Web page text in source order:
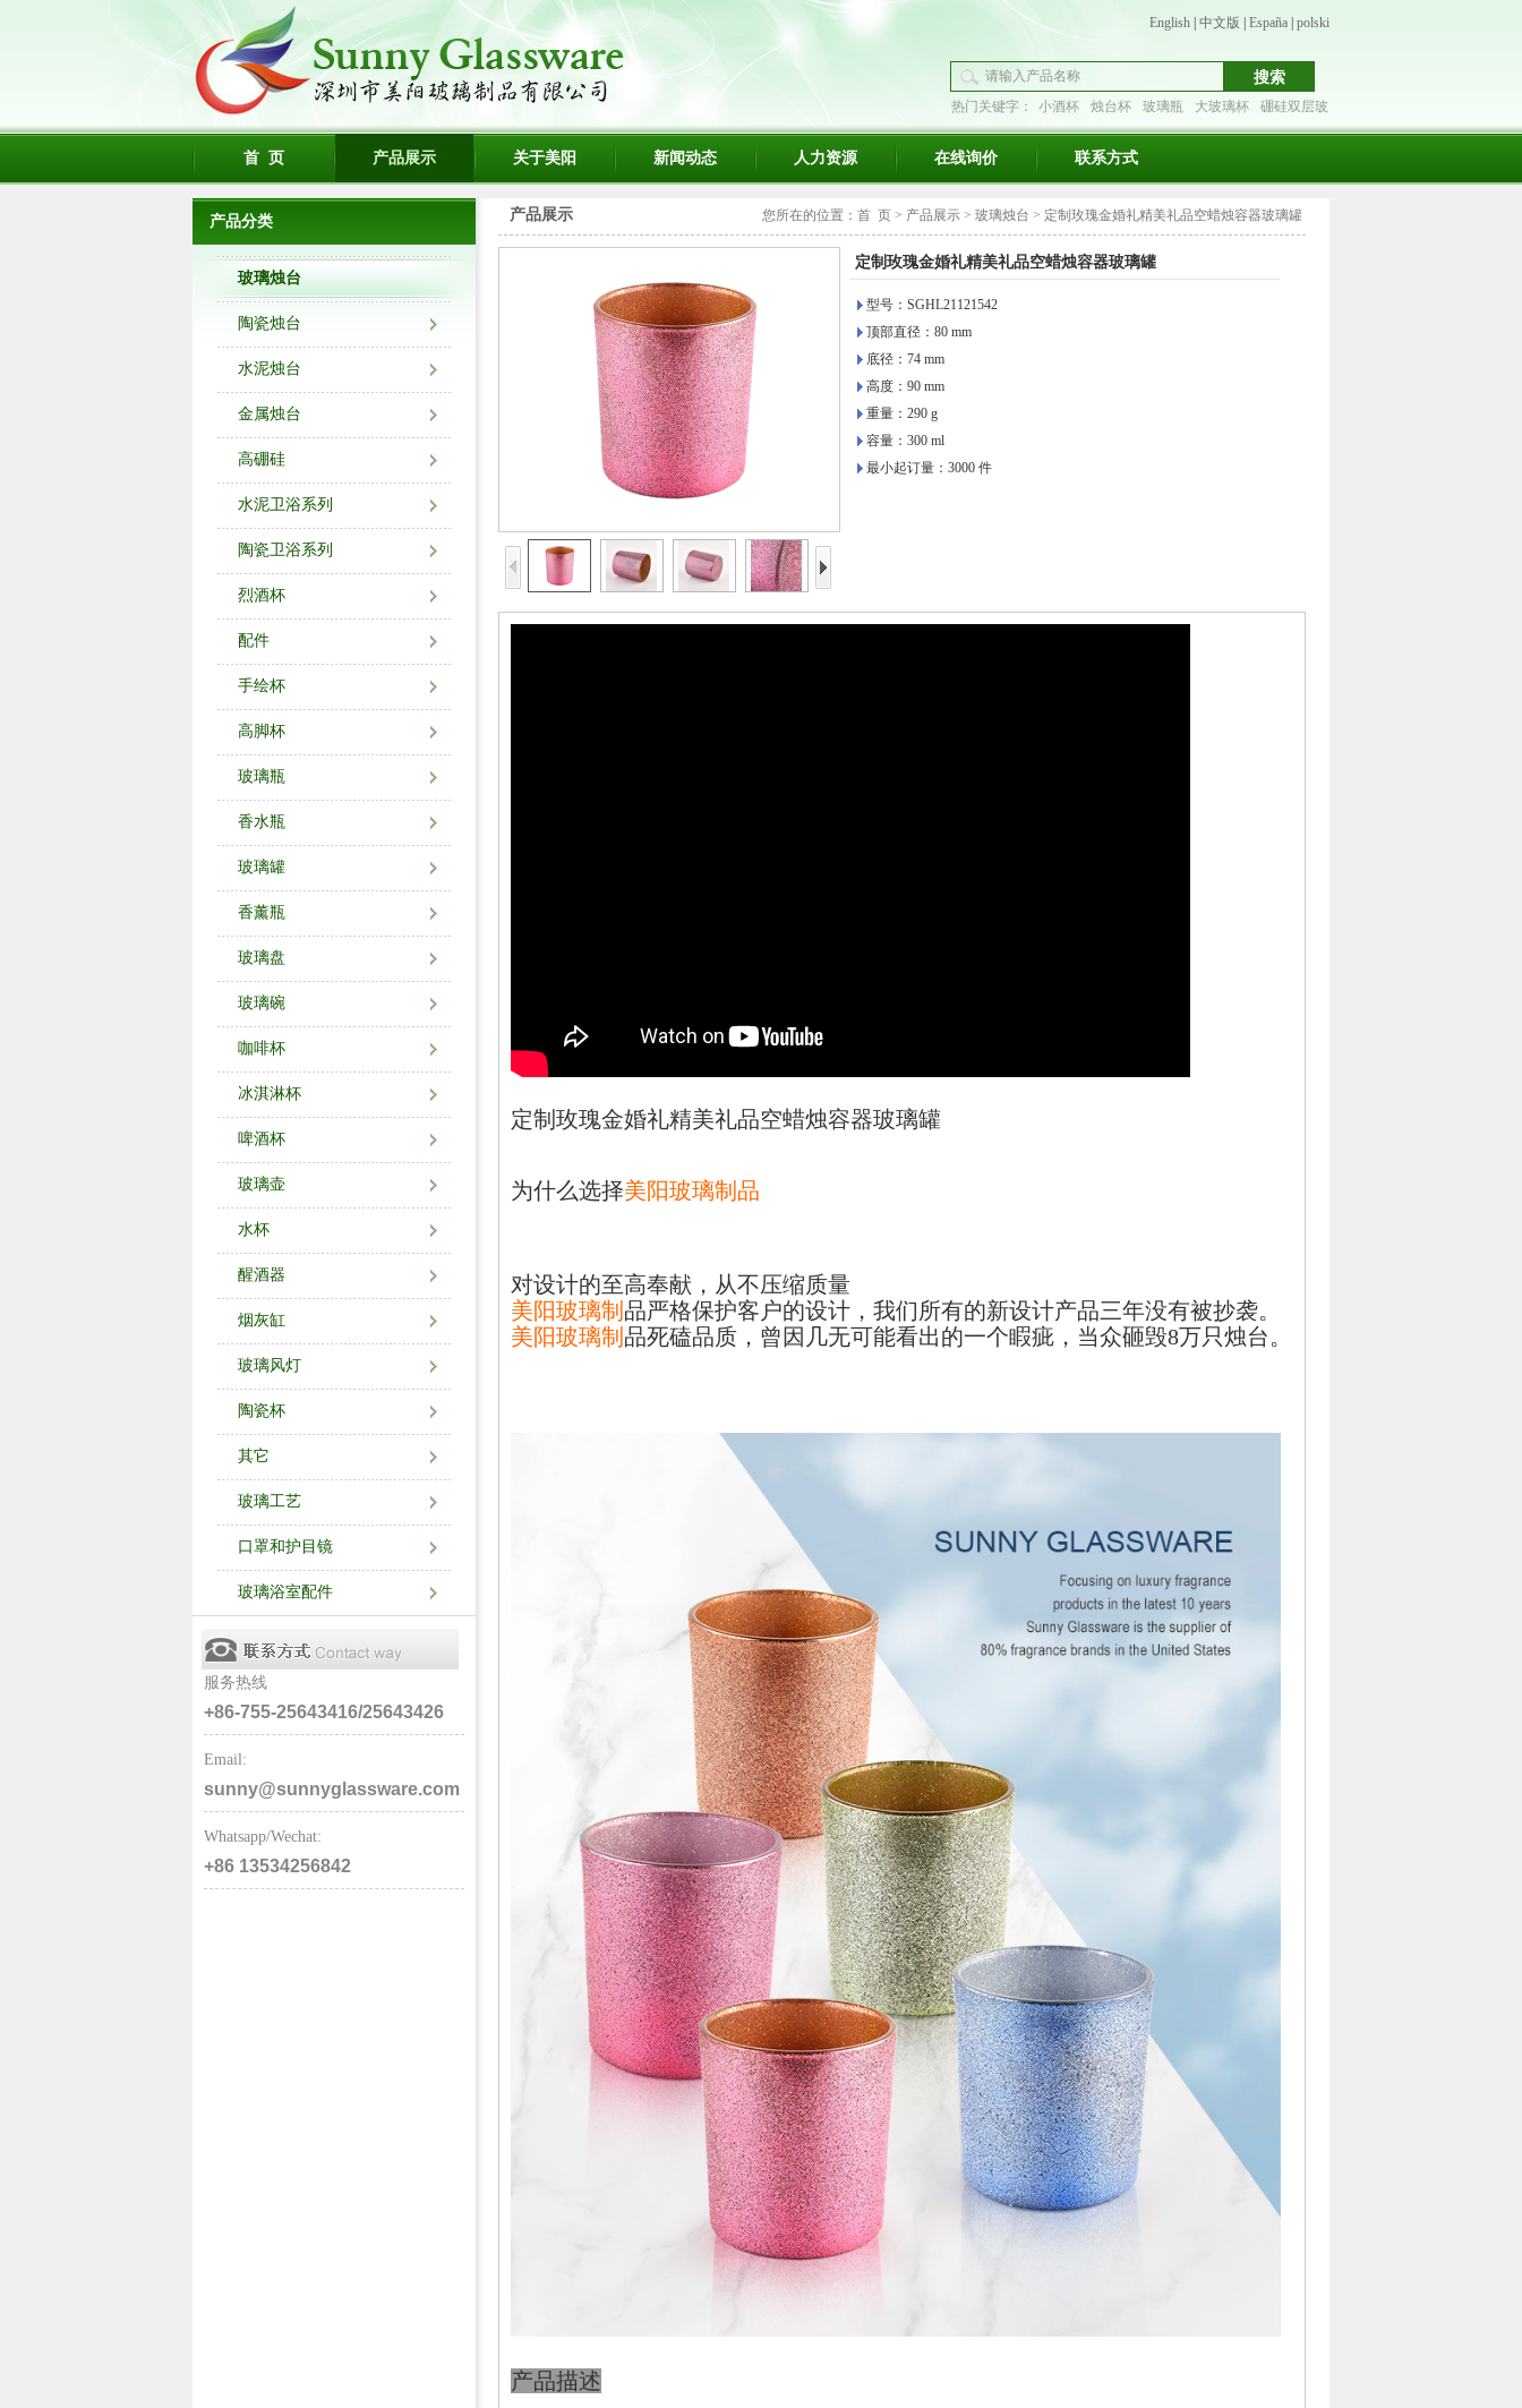
English 中文版 España polski
热门关键字： 小酒杯 烛台杯 玻璃瓶 大玻璃杯
硼硅双层玻
璃
首 页 产品展示 关于美阳 新闻动态 人力资源 在线询价 联系方式
产品分类
玻璃烛台
陶瓷烛台
水泥烛台
金属烛台
高硼硅
水泥卫浴系列
陶瓷卫浴系列
烈酒杯
配件
手绘杯
高脚杯
玻璃瓶
香水瓶
玻璃罐
香薰瓶
玻璃盘
玻璃碗
咖啡杯
冰淇淋杯
啤酒杯
玻璃壶
水杯
醒酒器
烟灰缸
玻璃风灯
陶瓷杯
其它
玻璃工艺
口罩和护目镜
玻璃浴室配件
服务热线
+86-755-25643416/25643426
Email:
sunny@sunnyglassware.com
Whatsapp/Wechat:
+86 13534256842
产品展示 您所在的位置： 首 页 > 产品展示 > 玻璃烛台 > 定制玫瑰金婚礼精美礼品空蜡烛容器玻璃罐
定制玫瑰金婚礼精美礼品空蜡烛容器玻璃罐
型号：SGHL21121542
顶部直径：80 mm
底径：74 mm
高度：90 mm
重量：290 g
容量：300 ml
最小起订量：3000 件
定制玫瑰金婚礼精美礼品空蜡烛容器玻璃罐
为什么选择美阳玻璃制品
对设计的至高奉献，从不压缩质量
美阳玻璃制 品严格保护客户的设计，我们所有的新设计产品三年没有被抄袭。
美阳玻璃制 品死磕品质，曾因几无可能看出的一个睱疵，当众砸毁8万只烛台。
产品描述